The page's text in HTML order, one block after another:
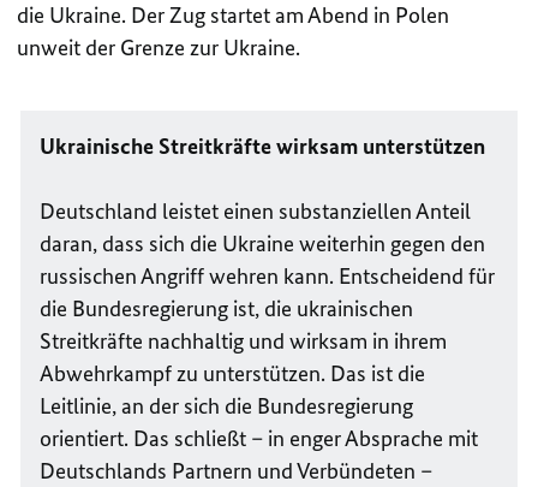
die Ukraine. Der Zug startet am Abend in Polen
unweit der Grenze zur Ukraine.
Ukrainische Streitkräfte wirksam unterstützen
Deutschland leistet einen substanziellen Anteil
daran, dass sich die Ukraine weiterhin gegen den
russischen Angriff wehren kann. Entscheidend für
die Bundesregierung ist, die ukrainischen
Streitkräfte nachhaltig und wirksam in ihrem
Abwehrkampf zu unterstützen. Das ist die
Leitlinie, an der sich die Bundesregierung
orientiert. Das schließt – in enger Absprache mit
Deutschlands Partnern und Verbündeten –